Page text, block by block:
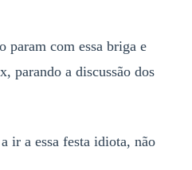
param com essa briga e
parando a discussão dos
ir a essa festa idiota, não